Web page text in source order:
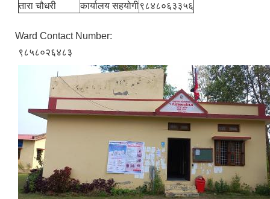
तारा चौधरी
कार्यालय सहयोगी९८४८०६३३५६
Ward Contact Number:
९८५८०२६४८३